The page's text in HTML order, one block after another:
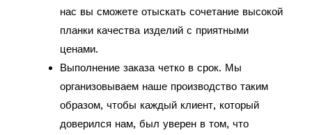
нас вы сможете отыскать сочетание высокой
планки качества изделий с приятными
ценами.
Выполнение заказа четко в срок. Мы
организовываем наше производство таким
образом, чтобы каждый клиент, который
доверился нам, был уверен в том, что